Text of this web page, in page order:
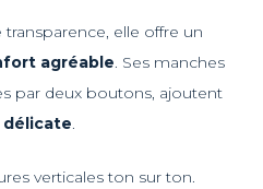
elle offre un
agréable. Ses manches
par deux boutons, ajoutent
.
verticales ton sur ton.